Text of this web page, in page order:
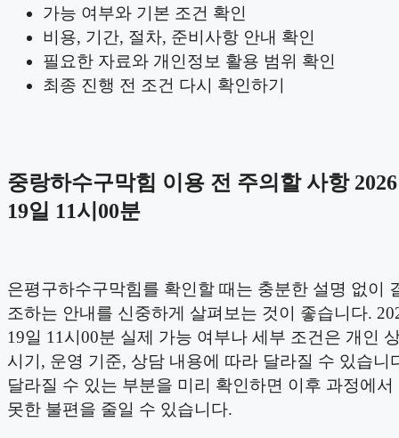
가능 여부와 기본 조건 확인
비용, 기간, 절차, 준비사항 안내 확인
필요한 자료와 개인정보 활용 범위 확인
최종 진행 전 조건 다시 확인하기
중랑하수구막힘 이용 전 주의할 사항
19일 11시00분
은평구하수구막힘를 확인할 때는 충분한 설명 없이
조하는 안내를 신중하게 살펴보는 것이 좋습니다.
19일 11시00분 실제 가능 여부나 세부 조건은 개인
시기, 운영 기준, 상담 내용에 따라 달라질 수 있습니
달라질 수 있는 부분을 미리 확인하면 이후 과정에서
못한 불편을 줄일 수 있습니다.